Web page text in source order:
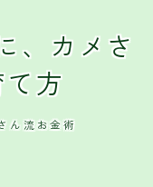
、カメさ
方
ん流お金術